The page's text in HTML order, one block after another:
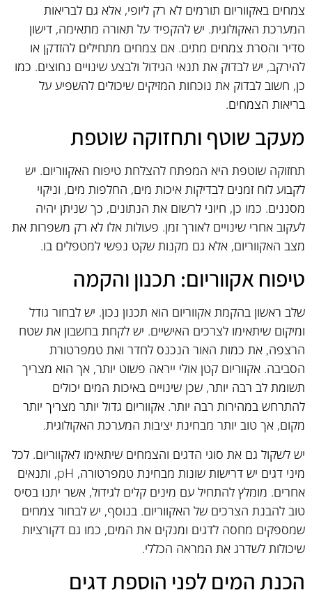
צמחים באקווריום תורמים לא רק ליופי, אלא גם לבריאות
המערכת האקולוגית. יש להקפיד על תאורה מתאימה, דישון
סדיר והסרת צמחים מתים. אם צמחים מתחילים להזדקן או
להירקב, יש לבדוק את תנאי הגידול ולבצע שינויים נחוצים. כמו
כן, חשוב לבדוק את נוכחות המזיקים שיכולים להשפיע על
בריאות הצמחים.
מעקב שוטף ותחזוקה שוטפת
תחזוקה שוטפת היא המפתח להצלחת טיפוח האקווריום. יש
לקבוע לוח זמנים לבדיקות איכות מים, החלפות מים, וניקוי
מסננים. כמו כן, חיוני לרשום את הנתונים, כך שניתן יהיה
לעקוב אחרי שינויים לאורך זמן. פעולות אלו לא רק משפרות את
מצב האקווריום, אלא גם מקנות שקט נפשי למטפלים בו.
טיפוח אקווריום: תכנון והקמה
שלב ראשון בהקמת אקווריום הוא תכנון נכון. יש לבחור גודל
ומיקום שיתאימו לצרכים האישיים. יש לקחת בחשבון את שטח
הרצפה, את כמות האור הנכנס לחדר ואת טמפרטורת
הסביבה. אקווריום קטן אולי ייראה פשוט יותר, אך הוא מצריך
תשומת לב רבה יותר, שכן שינויים באיכות המים יכולים
להתרחש במהירות רבה יותר. אקווריום גדול יותר מצריך יותר
מקום, אך טוב יותר מבחינת יציבות המערכת האקולוגית.
יש לשקול גם את סוגי הדגים והצמחים שיתאימו לאקווריום. לכל
מיני דגים יש דרישות שונות מבחינת טמפרטורה, pH, ותנאים
אחרים. מומלץ להתחיל עם מינים קלים לגידול, אשר יתנו בסיס
טוב להבנת הצרכים של האקווריום. בנוסף, יש לבחור צמחים
שמספקים מחסה לדגים ומנקים את המים, כמו גם דקורציות
שיכולות לשדרג את המראה הכללי.
הכנת המים לפני הוספת דגים